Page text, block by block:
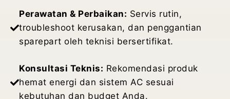
Perawatan & Perbaikan: Servis rutin,
troubleshoot kerusakan, dan penggantian
sparepart oleh teknisi bersertifikat.
Konsultasi Teknis: Rekomendasi produk
hemat energi dan sistem AC sesuai
kebutuhan dan budget Anda.